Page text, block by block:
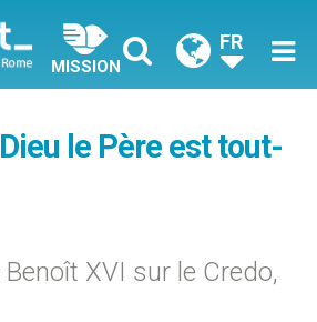
MISSION
FR
le Père est tout-
XVI sur le Credo,